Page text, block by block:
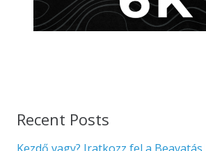
Recent Posts